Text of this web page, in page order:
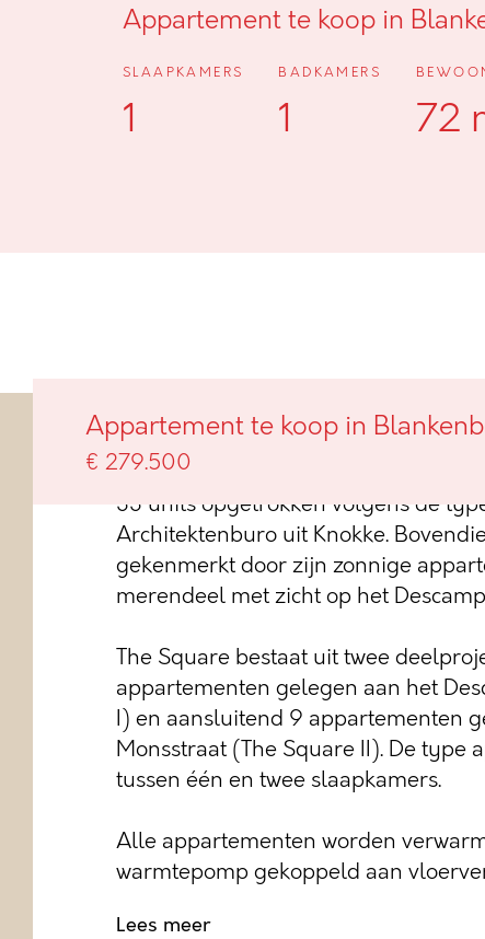
Appartement te koop in
SLAAPKAMERS
1
BADKAMERS
1 72
Appartement te koop in
€ 279.500
In de belle-époquewijk van
het nieuwbouwproject The Square.
33 units opgetrokken volgens de
Architektenburo uit Knokke.
gekenmerkt door zijn zonnige
merendeel met zicht op het
The Square bestaat uit twee
appartementen gelegen aan het
I) en aansluitend 9 appartementen
Monsstraat (The Square II). De type
tussen één en twee slaapkamers.
Alle appartementen worden
warmtepomp gekoppeld aan
Lees meer